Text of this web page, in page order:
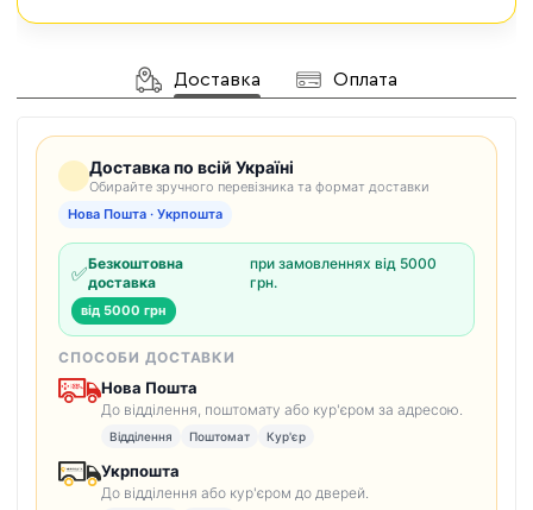
Доставка Оплата
Доставка по всій Україні
Обирайте зручного перевізника та формат доставки
Нова Пошта · Укрпошта
✅Безкоштовна
доставка
при замовленнях від 5000
грн.
від 5000 грн
СПОСОБИ ДОСТАВКИ
Нова Пошта
До відділення, поштомату або кур'єром за адресою.
Відділення Поштомат Кур'єр
Укрпошта
До відділення або кур'єром до дверей.